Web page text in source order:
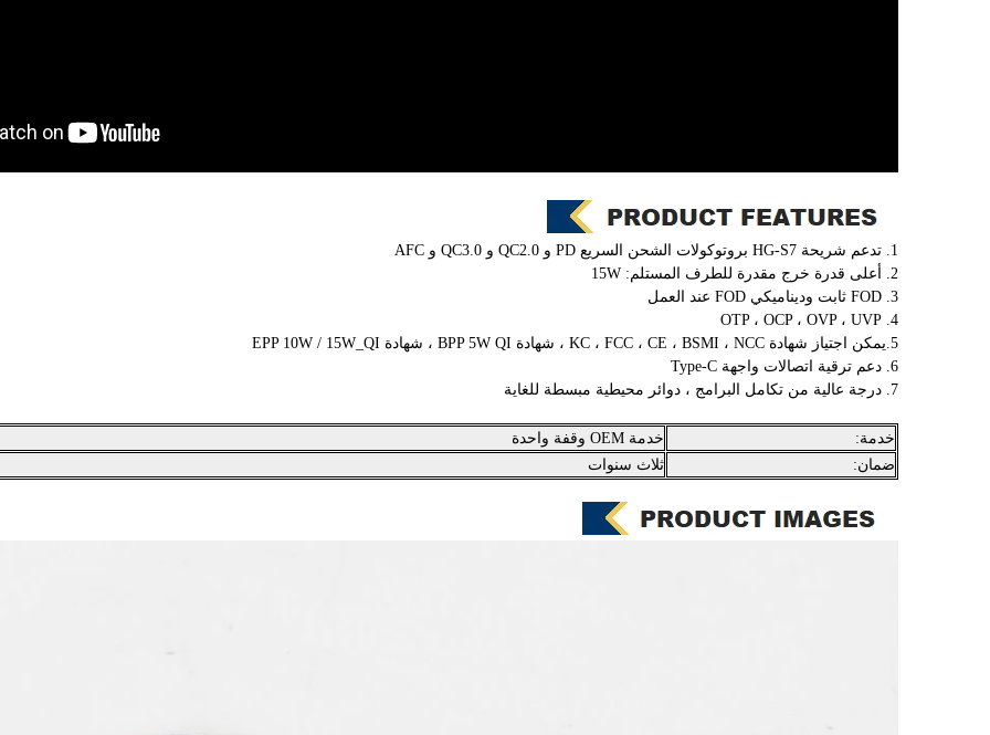
1. تدعم شريحة HG-S7 بروتوكولات الشحن السريع PD و QC2.0 و QC3.0 و AFC
2. أعلى قدرة خرج مقدرة للطرف المستلم: 15W
3. FOD ثابت وديناميكي FOD عند العمل
4. OTP ، OCP ، OVP ، UVP
5.يمكن اجتياز شهادة KC ، FCC ، CE ، BSMI ، NCC ، شهادة BPP 5W QI ، شهادة EPP 10W / 15W_QI
6. دعم ترقية اتصالات واجهة Type-C
7. درجة عالية من تكامل البرامج ، دوائر محيطية مبسطة للغاية
خدمة:
خدمة OEM وقفة واحدة
ضمان:
ثلاث سنوات